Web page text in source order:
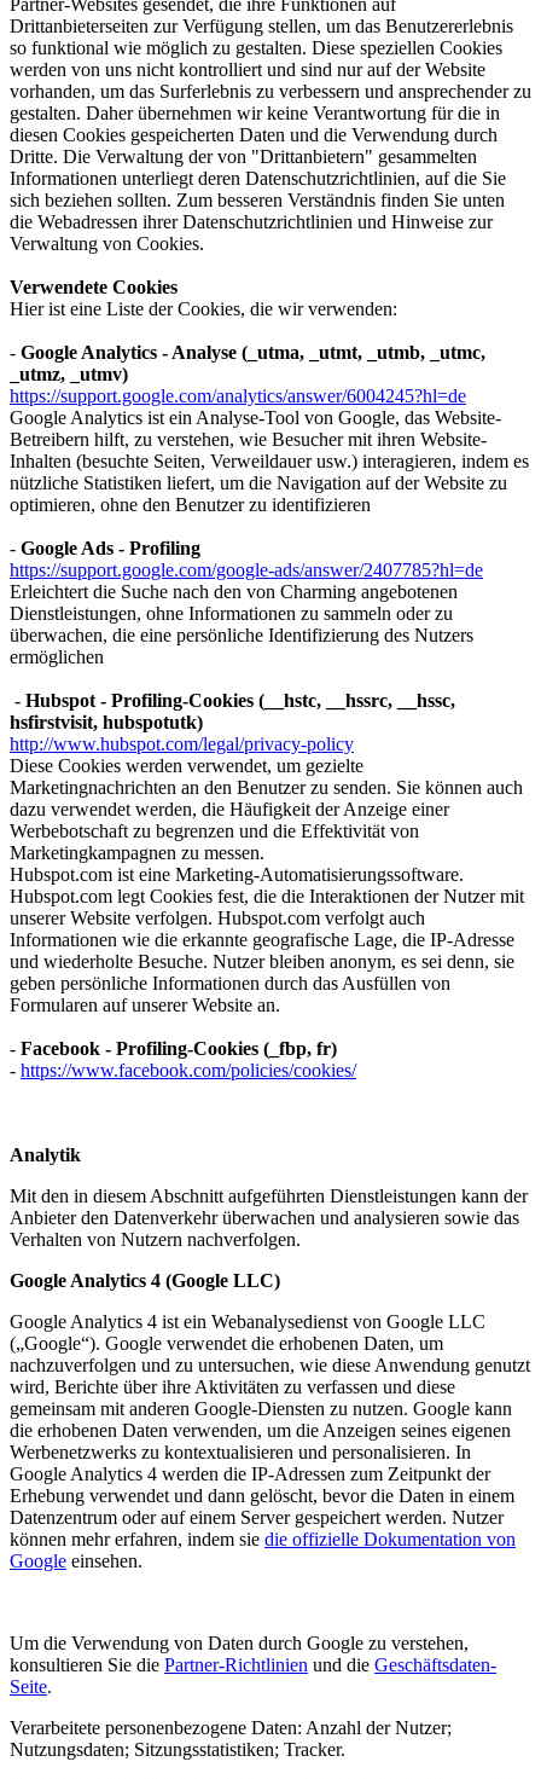
Partner-Websites gesendet, die ihre Funktionen auf
Drittanbieterseiten zur Verfügung stellen, um das Benutzererlebnis
so funktional wie möglich zu gestalten. Diese speziellen Cookies
werden von uns nicht kontrolliert und sind nur auf der Website
vorhanden, um das Surferlebnis zu verbessern und ansprechender zu
gestalten. Daher übernehmen wir keine Verantwortung für die in
diesen Cookies gespeicherten Daten und die Verwendung durch
Dritte. Die Verwaltung der von "Drittanbietern" gesammelten
Informationen unterliegt deren Datenschutzrichtlinien, auf die Sie
sich beziehen sollten. Zum besseren Verständnis finden Sie unten
die Webadressen ihrer Datenschutzrichtlinien und Hinweise zur
Verwaltung von Cookies.
Verwendete Cookies
Hier ist eine Liste der Cookies, die wir verwenden:
- Google Analytics - Analyse (_utma, _utmt, _utmb, _utmc,
_utmz, _utmv)
https://support.google.com/analytics/answer/6004245?hl=de
Google Analytics ist ein Analyse-Tool von Google, das Website-
Betreibern hilft, zu verstehen, wie Besucher mit ihren Website-
Inhalten (besuchte Seiten, Verweildauer usw.) interagieren, indem es
nützliche Statistiken liefert, um die Navigation auf der Website zu
optimieren, ohne den Benutzer zu identifizieren
- Google Ads - Profiling
https://support.google.com/google-ads/answer/2407785?hl=de
Erleichtert die Suche nach den von Charming angebotenen
Dienstleistungen, ohne Informationen zu sammeln oder zu
überwachen, die eine persönliche Identifizierung des Nutzers
ermöglichen
- Hubspot - Profiling-Cookies (__hstc, __hssrc, __hssc,
hsfirstvisit, hubspotutk)
http://www.hubspot.com/legal/privacy-policy
Diese Cookies werden verwendet, um gezielte
Marketingnachrichten an den Benutzer zu senden. Sie können auch
dazu verwendet werden, die Häufigkeit der Anzeige einer
Werbebotschaft zu begrenzen und die Effektivität von
Marketingkampagnen zu messen.
Hubspot.com ist eine Marketing-Automatisierungssoftware.
Hubspot.com legt Cookies fest, die die Interaktionen der Nutzer mit
unserer Website verfolgen. Hubspot.com verfolgt auch
Informationen wie die erkannte geografische Lage, die IP-Adresse
und wiederholte Besuche. Nutzer bleiben anonym, es sei denn, sie
geben persönliche Informationen durch das Ausfüllen von
Formularen auf unserer Website an.
- Facebook - Profiling-Cookies (_fbp, fr)
- https://www.facebook.com/policies/cookies/
Analytik
Mit den in diesem Abschnitt aufgeführten Dienstleistungen kann der
Anbieter den Datenverkehr überwachen und analysieren sowie das
Verhalten von Nutzern nachverfolgen.
Google Analytics 4 (Google LLC)
Google Analytics 4 ist ein Webanalysedienst von Google LLC
(„Google“). Google verwendet die erhobenen Daten, um
nachzuverfolgen und zu untersuchen, wie diese Anwendung genutzt
wird, Berichte über ihre Aktivitäten zu verfassen und diese
gemeinsam mit anderen Google-Diensten zu nutzen. Google kann
die erhobenen Daten verwenden, um die Anzeigen seines eigenen
Werbenetzwerks zu kontextualisieren und personalisieren. In
Google Analytics 4 werden die IP-Adressen zum Zeitpunkt der
Erhebung verwendet und dann gelöscht, bevor die Daten in einem
Datenzentrum oder auf einem Server gespeichert werden. Nutzer
können mehr erfahren, indem sie die offizielle Dokumentation von
Google einsehen.
Um die Verwendung von Daten durch Google zu verstehen,
konsultieren Sie die Partner-Richtlinien und die Geschäftsdaten-
Seite.
Verarbeitete personenbezogene Daten: Anzahl der Nutzer;
Nutzungsdaten; Sitzungsstatistiken; Tracker.